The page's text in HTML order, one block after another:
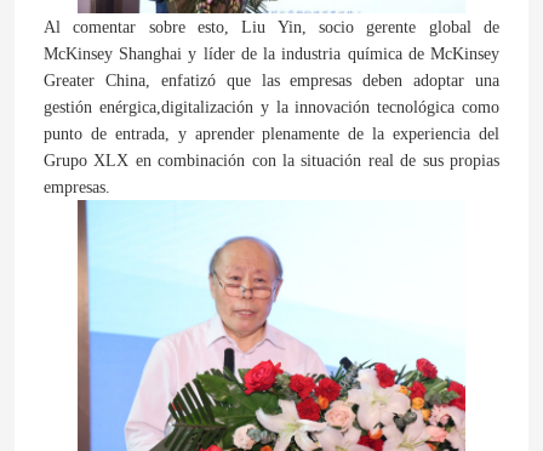
PRESENTACIóN
Al comentar sobre esto, Liu Yin, socio gerente global de
McKinsey Shanghai y líder de la industria química de McKinsey
Greater China, enfatizó que las empresas deben adoptar una
gestión enérgica,digitalización y la innovación tecnológica como
punto de entrada, y aprender plenamente de la experiencia del
Grupo XLX en combinación con la situación real de sus propias
empresas.